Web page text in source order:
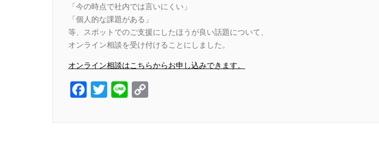
「今の時点で社内では言いにくい」
「個人的な課題がある」
等、スポットでのご支援にしたほうが良い話題について、
オンライン相談を受け付けることにしました。
オンライン相談はこちらからお申し込みできます。
Facebook
Twitter
Line